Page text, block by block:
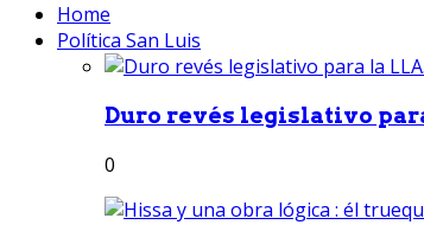
Home
Política San Luis
Duro revés legislativo
0